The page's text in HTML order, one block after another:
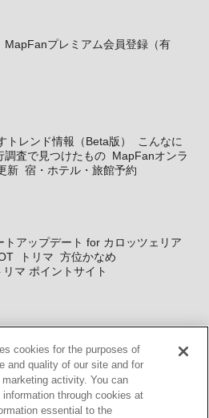
MapFanプレミアム会員登録（有
トレンド情報（Beta版）
こんなに
調査で見つけたもの MapFanオンラ
新 宿・ホテル・旅館予約
トアップデート for カロッツェリア
トリマ 方位かなめ
リマ ポイントサイト
ビス WEBサイト・システム向け地
開発キット MapFan DB 住所確認
トリマ広告 Geo-Research
cookies for the purposes of
and quality of our site and for
activity. You can
through cookies at
essential to the